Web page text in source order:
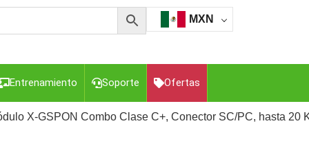
MXN
Entrenamiento Soporte Ofertas
X-GSPON Combo Clase C+, Conector SC/PC, hasta 20